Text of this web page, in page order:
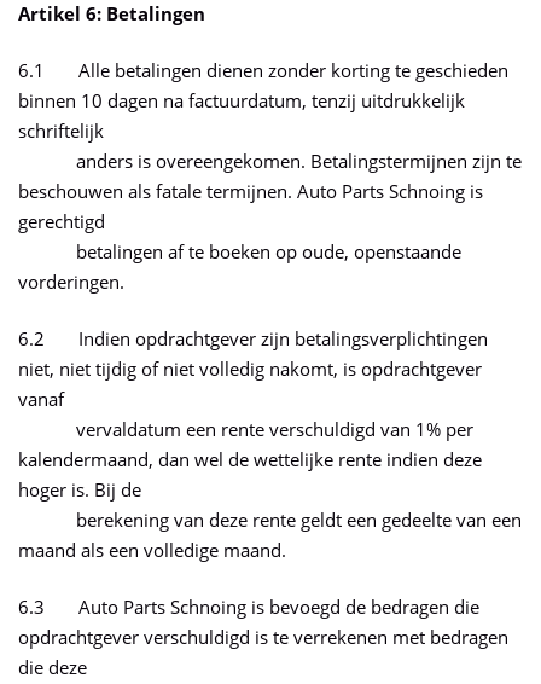
Artikel 6: Betalingen
6.1 Alle betalingen dienen zonder korting te geschieden
binnen 10 dagen na factuurdatum, tenzij uitdrukkelijk
schriftelijk
anders is overeengekomen. Betalingstermijnen zijn te
beschouwen als fatale termijnen. Auto Parts Schnoing is
gerechtigd
betalingen af te boeken op oude, openstaande
vorderingen.
6.2 Indien opdrachtgever zijn betalingsverplichtingen
niet, niet tijdig of niet volledig nakomt, is opdrachtgever
vanaf
vervaldatum een rente verschuldigd van 1% per
kalendermaand, dan wel de wettelijke rente indien deze
hoger is. Bij de
berekening van deze rente geldt een gedeelte van een
maand als een volledige maand.
6.3 Auto Parts Schnoing is bevoegd de bedragen die
opdrachtgever verschuldigd is te verrekenen met bedragen
die deze